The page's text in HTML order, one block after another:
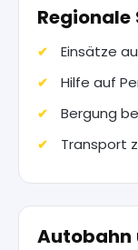
Einsätze
Hilfe auf
Bergung
Transport
Autobahn